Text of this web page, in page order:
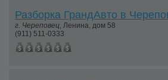
Разборка ГрандАвто в
г. Череповец, Ленина, дом 58
(911) 511-0333